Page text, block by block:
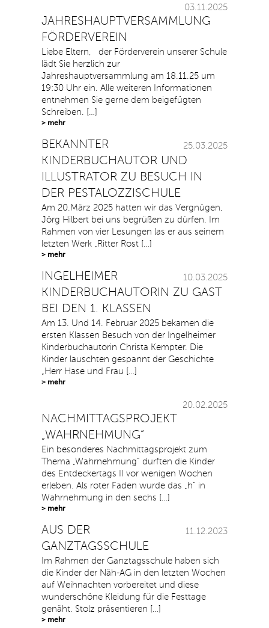
03.11.2025
JAHRESHAUPTVERSAMMLUNG
FÖRDERVEREIN
Liebe Eltern, der Förderverein unserer Schule
lädt Sie herzlich zur
Jahreshauptversammlung am 18.11.25 um
19:30 Uhr ein. Alle weiteren Informationen
entnehmen Sie gerne dem beigefügten
Schreiben. […]
> mehr
25.03.2025
BEKANNTER
KINDERBUCHAUTOR UND
ILLUSTRATOR ZU BESUCH IN
DER PESTALOZZISCHULE
Am 20.März 2025 hatten wir das Vergnügen,
Jörg Hilbert bei uns begrüßen zu dürfen. Im
Rahmen von vier Lesungen las er aus seinem
letzten Werk „Ritter Rost […]
> mehr
10.03.2025
INGELHEIMER
KINDERBUCHAUTORIN ZU GAST
BEI DEN 1. KLASSEN
Am 13. Und 14. Februar 2025 bekamen die
ersten Klassen Besuch von der Ingelheimer
Kinderbuchautorin Christa Kempter. Die
Kinder lauschten gespannt der Geschichte
„Herr Hase und Frau […]
> mehr
20.02.2025
NACHMITTAGSPROJEKT
„WAHRNEHMUNG“
Ein besonderes Nachmittagsprojekt zum
Thema „Wahrnehmung“ durften die Kinder
des Entdeckertags II vor wenigen Wochen
erleben. Als roter Faden wurde das „h“ in
Wahrnehmung in den sechs […]
> mehr
11.12.2023
AUS DER
GANZTAGSSCHULE
Im Rahmen der Ganztagsschule haben sich
die Kinder der Näh-AG in den letzten Wochen
auf Weihnachten vorbereitet und diese
wunderschöne Kleidung für die Festtage
genäht. Stolz präsentieren […]
> mehr